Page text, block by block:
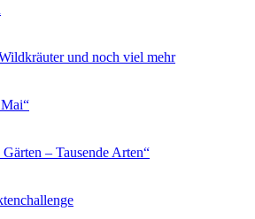
und noch viel mehr
– Tausende Arten“